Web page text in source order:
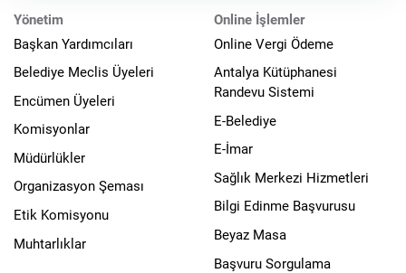
Yönetim
Başkan Yardımcıları
Belediye Meclis Üyeleri
Encümen Üyeleri
Komisyonlar
Müdürlükler
Organizasyon Şeması
Etik Komisyonu
Muhtarlıklar
Online İşlemler
Online Vergi Ödeme
Antalya Kütüphanesi
Randevu Sistemi
E-Belediye
E-İmar
Sağlık Merkezi Hizmetleri
Bilgi Edinme Başvurusu
Beyaz Masa
Başvuru Sorgulama